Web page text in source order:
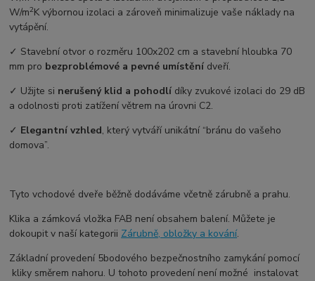
W/m2K výbornou izolaci a zároveň minimalizuje vaše náklady na
vytápění.
✓ Stavební otvor o rozměru 100x202 cm a stavební hloubka 70
mm pro bezproblémové a pevné umístění dveří.
✓ Užijte si nerušený klid a pohodlí díky zvukové izolaci do 29 dB
a odolnosti proti zatížení větrem na úrovni C2.
✓ Elegantní vzhled, který vytváří unikátní “bránu do vašeho
domova”.
Tyto vchodové dveře běžně dodáváme včetně zárubně a prahu.
Klika a zámková vložka FAB není obsahem balení. Můžete je
dokoupit v naší kategorii Zárubně, obložky a kování.
Základní provedení 5bodového bezpečnostního zamykání pomocí
kliky směrem nahoru. U tohoto provedení není možné instalovat